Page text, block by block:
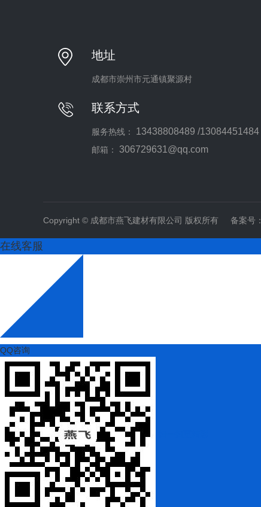
地址
成都市崇州市元通镇聚源村
联系方式
服务热线： 13438808489 /13084451484
邮箱： 306729631@qq.com
Copyright © 成都市燕飞建材有限公司 版权所有 备案号：
在线客服
QQ咨询